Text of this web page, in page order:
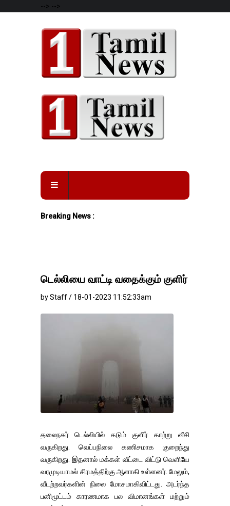
--> -->
Breaking News :
டெல்லியை வாட்டி வதைக்கும் குளிர்
by Staff / 18-01-2023 11:52:33am
தலைநகர் டெல்லியில் கடும் குளிர் காற்று வீசி
வருகிறது. வெப்பநிலை கணிசமாக குறைந்து
வருகிறது. இதனால் மக்கள் வீட்டை விட்டு வெளியே
வரமுடியாமல் சிரமத்திற்கு ஆளாகி உள்ளனர். மேலும்,
வீடற்றவர்களின் நிலை மோசமாகிவிட்டது. அடர்ந்த
பனிமூட்டம் காரணமாக பல விமானங்கள் மற்றும்